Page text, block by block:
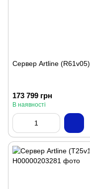
Сервер Artline (R61v05)
173 799 грн
В наявності